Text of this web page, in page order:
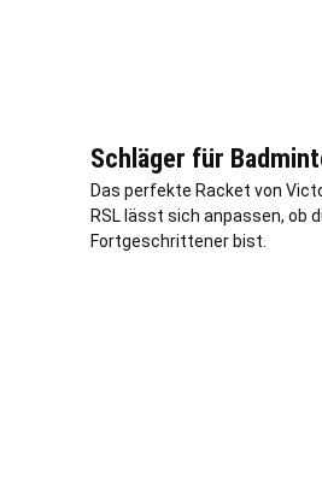
Schläger für
Das perfekte Racket von
RSL lässt sich anpassen, ob
Fortgeschrittener bist.